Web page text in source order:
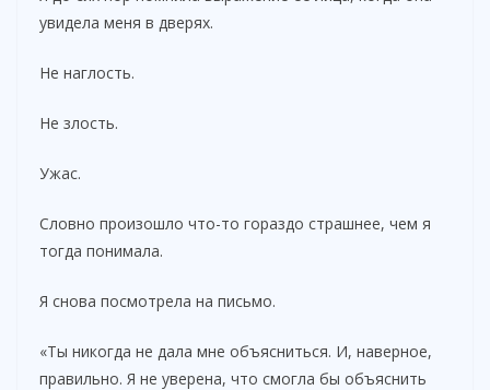
увидела меня в дверях.
Не наглость.
Не злость.
Ужас.
Словно произошло что-то гораздо страшнее, чем я
тогда понимала.
Я снова посмотрела на письмо.
«Ты никогда не дала мне объясниться. И, наверное,
правильно. Я не уверена, что смогла бы объяснить